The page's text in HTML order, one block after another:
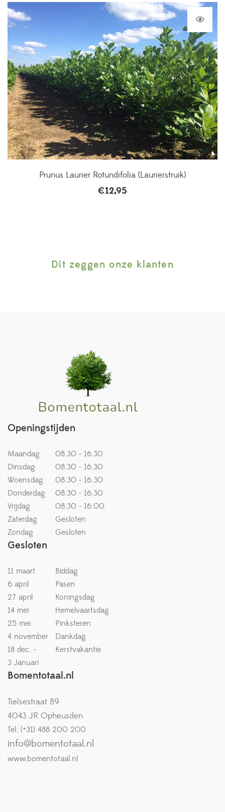
Prunus Laurier Rotundifolia (Laurierstruik)
€12,95
Dit zeggen onze klanten
Openingstijden
Maandag
08.30 - 16.30
Dinsdag
08.30 - 16.30
Woensdag
08.30 - 16.30
Donderdag
08.30 - 16.30
Vrijdag
08.30 - 16.00
Zaterdag
Gesloten
Zondag
Gesloten
Gesloten
11 maart
Biddag
6 april
Pasen
27 april
Koningsdag
14 mei
Hemelvaartsdag
25 mei
Pinksteren
4 november
Dankdag
18 dec. -
Kerstvakantie
3 Januari
Bomentotaal.nl
Tielsestraat 89
4043 JR Opheusden
Tel: (+31) 488 200 200
info@bomentotaal.nl
www.bomentotaal.nl